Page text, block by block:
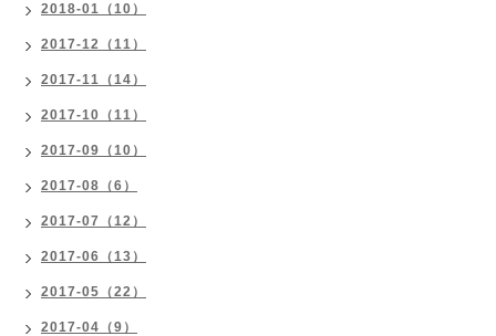
2018-01（10）
2017-12（11）
2017-11（14）
2017-10（11）
2017-09（10）
2017-08（6）
2017-07（12）
2017-06（13）
2017-05（22）
2017-04（9）